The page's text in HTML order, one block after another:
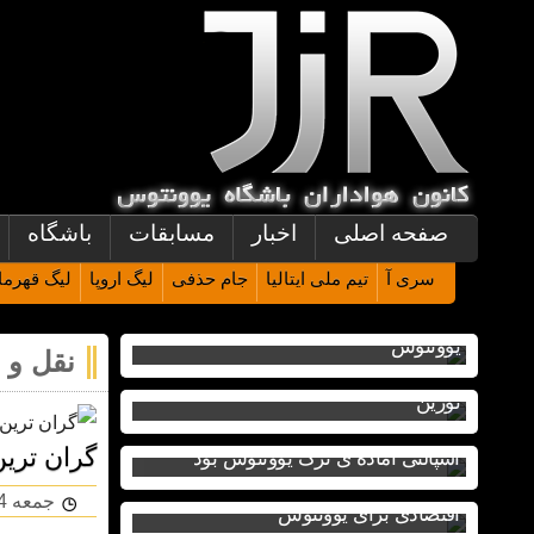
صفحه اصلی اخبار مسابقات باشگاه
سری آ تیم ملی ایتالیا جام حذفی لیگ اروپا لیگ
نقل و
گران‌
جمعه 24 بهمن 4 - ساعت 15:59
یوونتوس
یک امضا، یک ریسک، یک آینده متفاوت در
تورین
اسپالتی آماده ی ترک یوونتوس بود
نیکو گونزالس؛ از هزینه سنگین به فرصت
اقتصادی برای یوونتوس